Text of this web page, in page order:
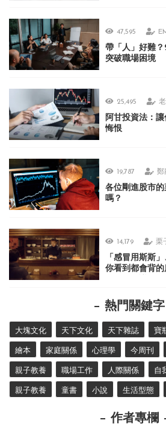
47,595
帶「人」好難
突破職場困境
25,495
阿甘投資法：
悔恨
19,787 鄭
各位剛進股市
嗎？
14,179 栗
「感冒用斯斯
你看到都會背的
熱門關鍵字
大塊文化 天下文化 天下雜誌 寶
繪本 家庭關係 心理學 今周刊
親子教養 職場工作 人際關係 自
親子教養 童書 小說 生活型態
作者專欄